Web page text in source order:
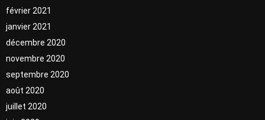
février 2021
janvier 2021
décembre 2020
novembre 2020
septembre 2020
août 2020
juillet 2020